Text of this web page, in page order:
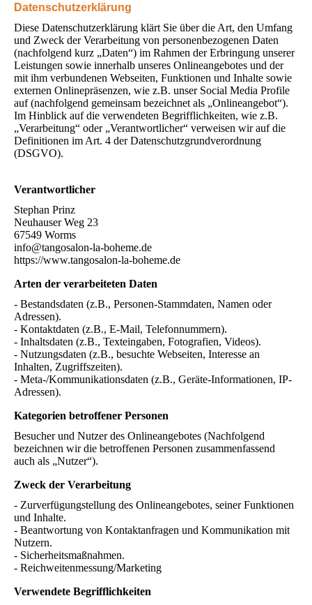
Datenschutzerklärung
Diese Datenschutzerklärung klärt Sie über die Art, den Umfang
und Zweck der Verarbeitung von personenbezogenen Daten
(nachfolgend kurz „Daten“) im Rahmen der Erbringung unserer
Leistungen sowie innerhalb unseres Onlineangebotes und der
mit ihm verbundenen Webseiten, Funktionen und Inhalte sowie
externen Onlinepräsenzen, wie z.B. unser Social Media Profile
auf (nachfolgend gemeinsam bezeichnet als „Onlineangebot“).
Im Hinblick auf die verwendeten Begrifflichkeiten, wie z.B.
„Verarbeitung“ oder „Verantwortlicher“ verweisen wir auf die
Definitionen im Art. 4 der Datenschutzgrundverordnung
(DSGVO).
Verantwortlicher
Stephan Prinz
Neuhauser Weg 23
67549 Worms
info@tangosalon-la-boheme.de
https://www.tangosalon-la-boheme.de
Arten der verarbeiteten Daten
- Bestandsdaten (z.B., Personen-Stammdaten, Namen oder
Adressen).
- Kontaktdaten (z.B., E-Mail, Telefonnummern).
- Inhaltsdaten (z.B., Texteingaben, Fotografien, Videos).
- Nutzungsdaten (z.B., besuchte Webseiten, Interesse an
Inhalten, Zugriffszeiten).
- Meta-/Kommunikationsdaten (z.B., Geräte-Informationen, IP-
Adressen).
Kategorien betroffener Personen
Besucher und Nutzer des Onlineangebotes (Nachfolgend
bezeichnen wir die betroffenen Personen zusammenfassend
auch als „Nutzer“).
Zweck der Verarbeitung
- Zurverfügungstellung des Onlineangebotes, seiner Funktionen
und Inhalte.
- Beantwortung von Kontaktanfragen und Kommunikation mit
Nutzern.
- Sicherheitsmaßnahmen.
- Reichweitenmessung/Marketing
Verwendete Begrifflichkeiten